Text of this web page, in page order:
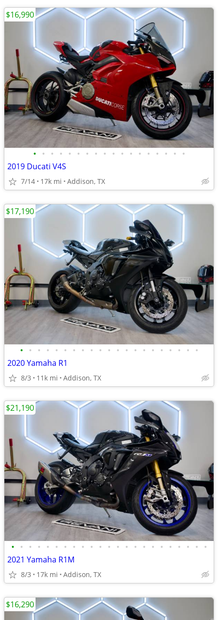
• • • • • • • • • • • • • • • • • •
2019 Ducati V4S
7/14 17k mi Addison, TX
$16,990
• • • • • • • • • • • • • • • • • • • • •
2020 Yamaha R1
8/3 11k mi Addison, TX
$17,190
• • • • • • • • • • • • • • • • • • • • • • •
2021 Yamaha R1M
8/3 17k mi Addison, TX
$21,190
$16,290